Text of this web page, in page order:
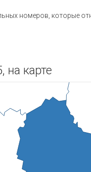
номеров, которые
на карте